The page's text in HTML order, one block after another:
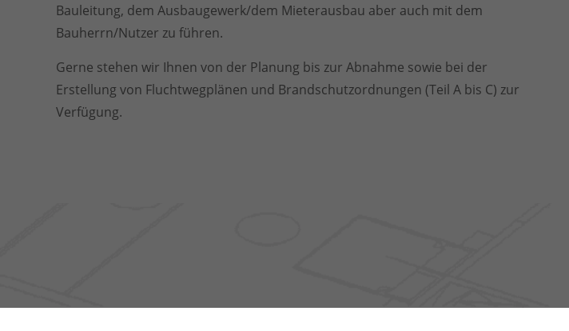
Bauleitung, dem Ausbaugewerk/dem Mieterausbau aber auch mit dem
Bauherrn/Nutzer zu führen.
Gerne stehen wir Ihnen von der Planung bis zur Abnahme sowie bei der
Erstellung von Fluchtwegplänen und Brandschutzordnungen (Teil A bis C) zur
Verfügung.